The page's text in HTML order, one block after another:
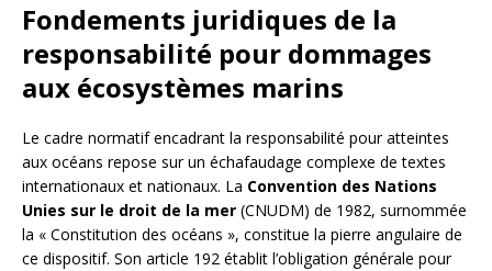
Fondements juridiques de la
responsabilité pour dommages
aux écosystèmes marins
Le cadre normatif encadrant la responsabilité pour atteintes
aux océans repose sur un échafaudage complexe de textes
internationaux et nationaux. La Convention des Nations
Unies sur le droit de la mer (CNUDM) de 1982, surnommée
la « Constitution des océans », constitue la pierre angulaire de
ce dispositif. Son article 192 établit l’obligation générale pour